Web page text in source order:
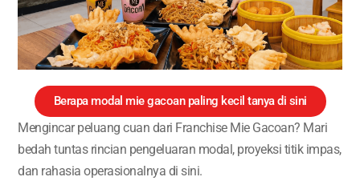
Berapa modal mie gacoan paling kecil tanya di sini
Mengincar peluang cuan dari Franchise Mie Gacoan? Mari
bedah tuntas rincian pengeluaran modal, proyeksi titik impas,
dan rahasia operasionalnya di sini.